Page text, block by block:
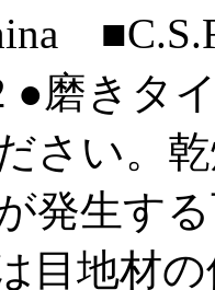
●磨きタ
さい。
発生す
目地材